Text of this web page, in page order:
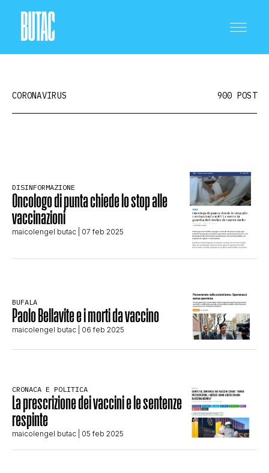
SCIENZA E TECNOLOGIA
INTRATTENIMENTO
EVERGREEN
CORONAVIRUS 900 POST
DISINFORMAZIONE
Oncologo di punta chiede lo stop alle
vaccinazioni
maicolengel butac | 07 feb 2025
BUFALA
Paolo Bellavite e i morti da vaccino
maicolengel butac | 06 feb 2025
CRONACA E POLITICA
La prescrizione dei vaccini e le sentenze
respinte
maicolengel butac | 05 feb 2025